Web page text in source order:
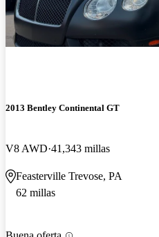
2013 Bentley Continental GT
V8 AWD 41,343 millas
Feasterville Trevose, PA
62 millas